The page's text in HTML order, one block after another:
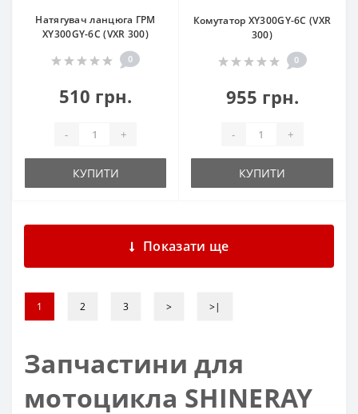
Натягувач ланцюга ГРМ
XY300GY-6C (VXR 300)
0
510 грн.
- +
КУПИТИ
Комутатор XY300GY-6C (VXR
300)
0
955 грн.
- +
КУПИТИ
Показати ще
1 2 3 > >|
Запчастини для
мотоцикла SHINERAY